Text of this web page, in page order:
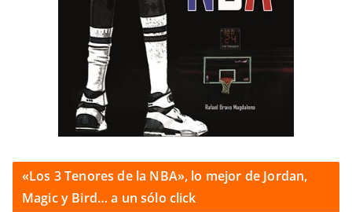
«Los 3 Tenores de la NBA», lo mejor de Jordan,
Magic y Bird… a un sólo click